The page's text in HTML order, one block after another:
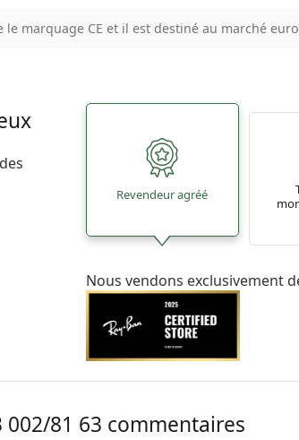
marquage CE et il est destiné au marché
Revendeur agréé
Nous vendons exclusivement
002/81 63 commentaires